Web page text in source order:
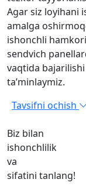
Agar siz loyihani
amalga
ishonchli
sendvich
vaqtida
ta’minlaymiz.
Tavsifni ochish
Biz bilan
ishonchlilik
va
sifatini tanlang!